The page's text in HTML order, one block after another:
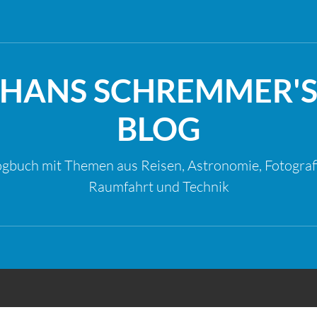
HANS SCHREMMER'S
BLOG
mit Themen aus Reisen, Astronomie,
Raumfahrt und Technik